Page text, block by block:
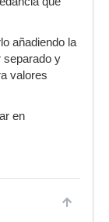
para
le de una
añadiendo la
separado y
valores
en